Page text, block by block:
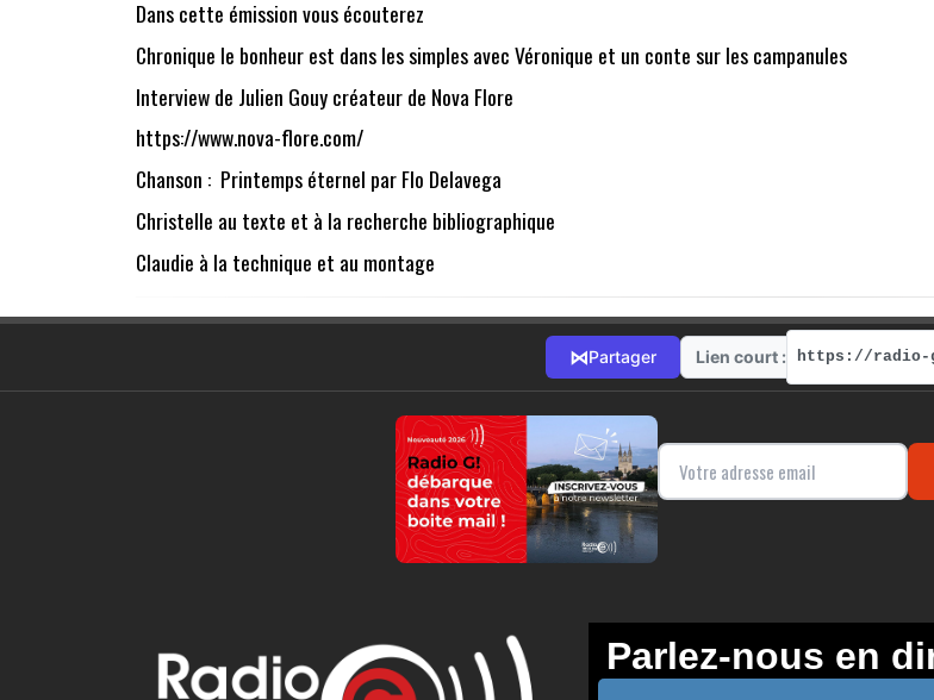
Dans cette émission vous écouterez
Chronique le bonheur est dans les simples avec Véronique et un conte sur les campanules
Interview de Julien Gouy créateur de Nova Flore
https://www.nova-flore.com/
Chanson : Printemps éternel par Flo Delavega
Christelle au texte et à la recherche bibliographique
Claudie à la technique et au montage
⋈Partager Lien court :